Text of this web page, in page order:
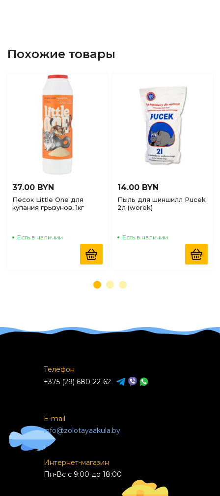
Похожие товары
37.00 BYN
Песок Little One для
купания грызунов, 1кг
Есть в наличии
14.00 BYN
Пыль для шиншилл Pucek
2л (worek)
Есть в наличии
Телефон
+375 (29) 680-22-62
E-mail
info@zolotayaakula.by
Интернет-магазин
Пн-Вс с 9:00 до 18:00